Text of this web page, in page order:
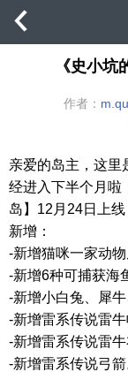
《史小
作者：
亲爱的岛主，这里
经进入下半个月啦
岛】12月24日上
新增：
-新增猫咪一家动物
-新增6种可捕获海
-新增小白兔、犀
-新增雷系传说雷牛
-新增雷系传说雷牛
-新增雷系传说弓箭